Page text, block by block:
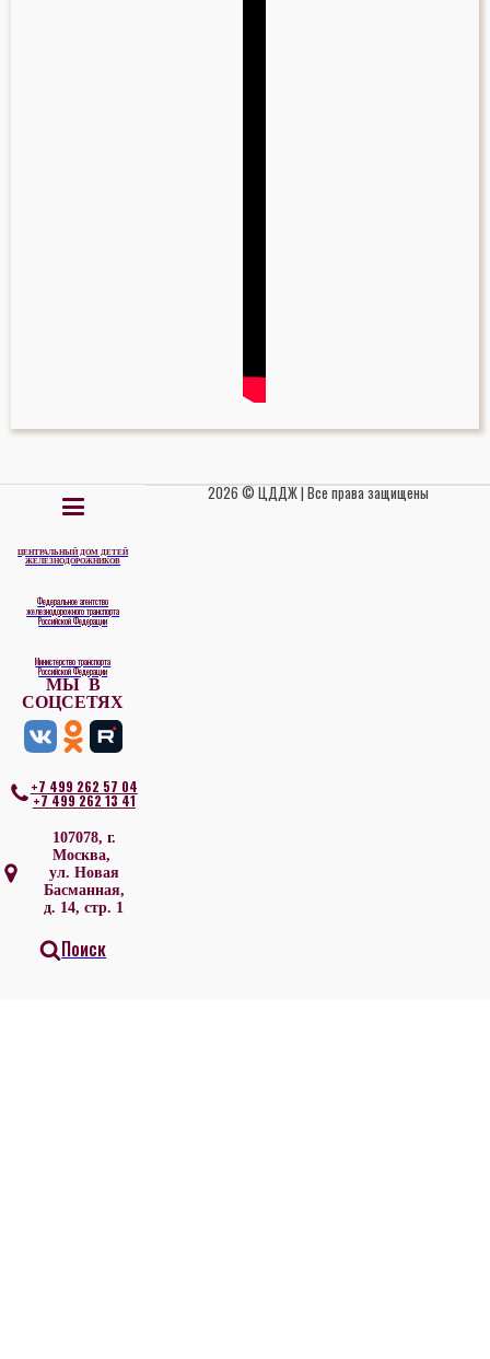
ЦЕНТРАЛЬНЫЙ ДОМ ДЕТЕЙ
ЖЕЛЕЗНОДОРОЖНИКОВ
Федеральное агентство
железнодорожного транспорта
Российской Федерации
Министерство транспорта
Российской Федерации
МЫ В
СОЦСЕТЯХ
+7 499 262 57 04
+7 499 262 13 41
107078, г.
Москва,
ул. Новая
Басманная,
д. 14, стр. 1
Поиск
2026 © ЦДДЖ | Все права защищены